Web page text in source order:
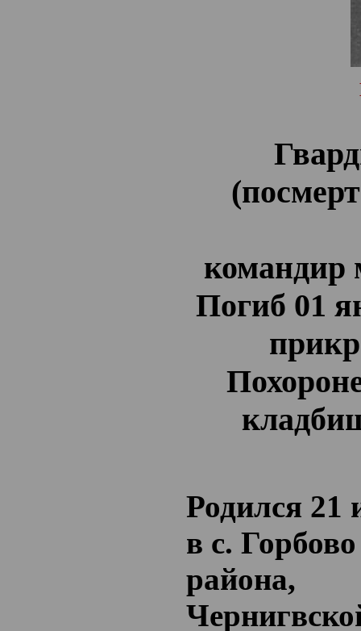
командир
Погиб 01
Родился 21
в с.
района,